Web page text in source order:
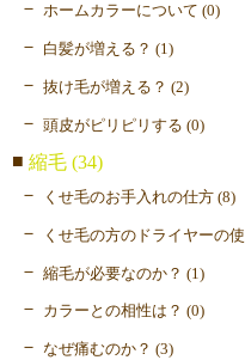
ホームカラーについて (0)
白髪が増える？ (1)
抜け毛が増える？ (2)
頭皮がピリピリする (0)
縮毛 (34)
くせ毛のお手入れの仕方 (8)
くせ毛の方のドライヤーの
縮毛が必要なのか？ (1)
カラーとの相性は？ (0)
なぜ痛むのか？ (3)